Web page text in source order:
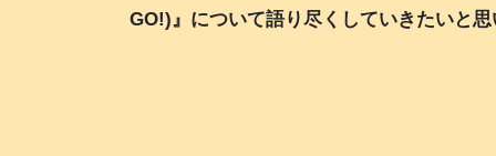
GO!)』について語り尽くしていきたいと思